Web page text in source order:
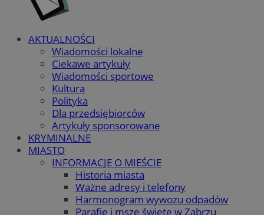
AKTUALNOŚCI
Wiadomości lokalne
Ciekawe artykuły
Wiadomości sportowe
Kultura
Polityka
Dla przedsiębiorców
Artykuły sponsorowane
KRYMINALNE
MIASTO
INFORMACJE O MIEŚCIE
Historia miasta
Ważne adresy i telefony
Harmonogram wywozu odpadów
Parafie i msze święte w Zabrzu